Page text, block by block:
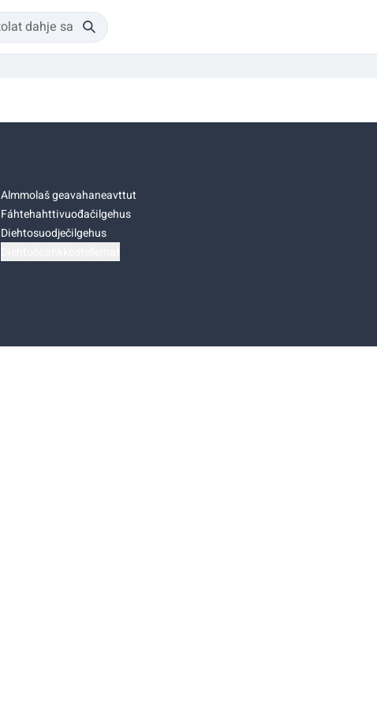
Almmolaš geavahaneavttut
Fáhtehahttivuođačilgehus
Diehtosuodječilgehus